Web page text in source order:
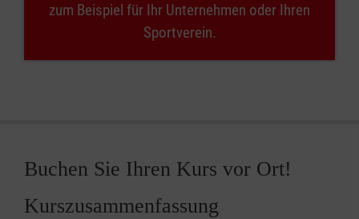
zum Beispiel für Ihr Unternehmen oder Ihren
Sportverein.
Buchen Sie Ihren Kurs vor Ort!
Kurszusammenfassung